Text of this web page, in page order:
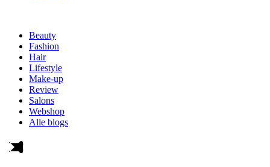
Beauty
Fashion
Hair
Lifestyle
Make-up
Review
Salons
Webshop
Alle blogs